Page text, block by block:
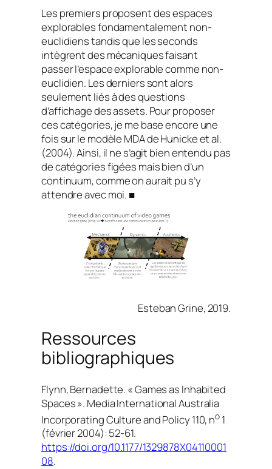
Les premiers proposent des espaces
explorables fondamentalement non-
euclidiens tandis que les seconds
intègrent des mécaniques faisant
passer l’espace explorable comme non-
euclidien. Les derniers sont alors
seulement liés à des questions
d’affichage des assets. Pour proposer
ces catégories, je me base encore une
fois sur le modèle MDA de Hunicke et al.
(2004). Ainsi, il ne s’agit bien entendu pas
de catégories figées mais bien d’un
continuum, comme on aurait pu s’y
attendre avec moi. ■
Esteban Grine, 2019.
Ressources
bibliographiques
Flynn, Bernadette. « Games as Inhabited
Spaces ». Media International Australia
Incorporating Culture and Policy110, no 1
(février 2004): 52‑61.
https://doi.org/10.1177/1329878X04110001
08.